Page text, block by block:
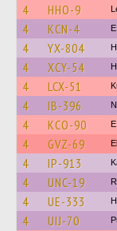
4 HHO-9
4 KCN-4
4 YX-804
4 XCY-54
4 LCX-51
4 IB-396
4 KCO-90
4 GVZ-69
4 IP-913
4 UNC-19
4 UE-333
4 UIJ-70